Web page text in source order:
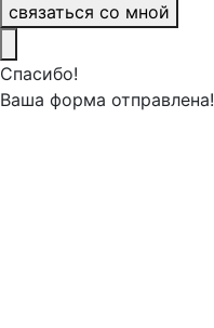
связаться со мной
Спасибо!
Ваша форма отправлена!